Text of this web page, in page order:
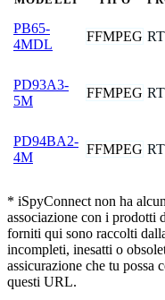
PB65-
4MDL
FFMPEG
PD93A3-
5M
FFMPEG
PD94BA2-
4M
FFMPEG
* iSpyConnect non ha
associazione con i prodotti
forniti qui sono raccolti
incompleti, inesatti o
assicurazione che tu possa
questi URL.